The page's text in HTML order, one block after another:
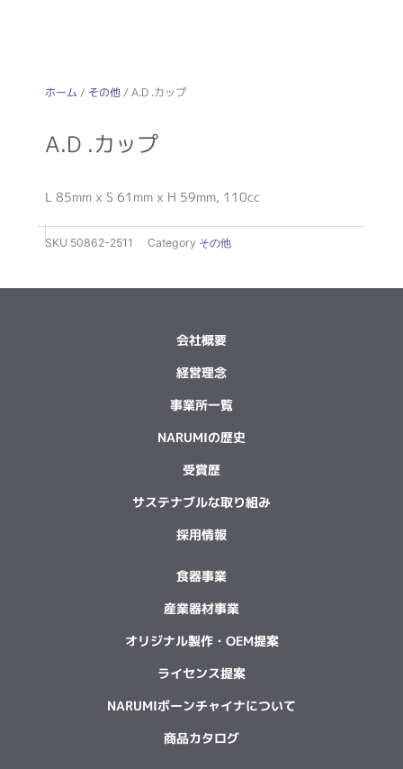
ホーム / その他/ A.D .カップ
A.D .カップ
L 85mm x S 61mm x H 59mm, 110cc
SKU 50862-2511 Category その他
会社概要
経営理念
事業所一覧
NARUMIの歴史
受賞歴
サステナブルな取り組み
採用情報
食器事業
産業器材事業
オリジナル製作・OEM提案
ライセンス提案
NARUMIボーンチャイナについて
商品カタログ